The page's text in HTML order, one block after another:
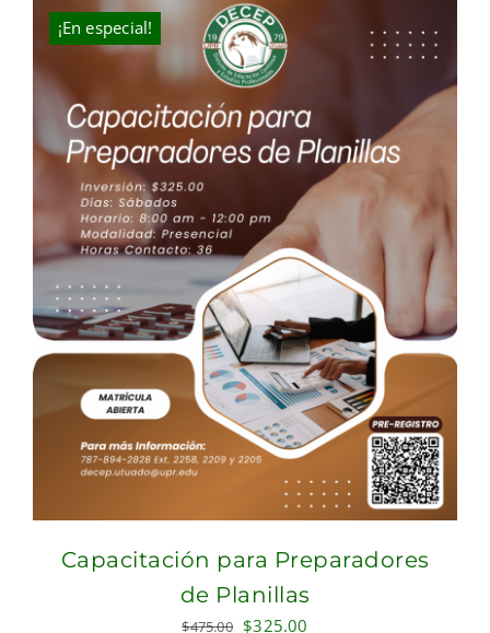
$180.00.
¡En especial!
Capacitación para Preparadores
de Planillas
$475.00 Original
$325.00